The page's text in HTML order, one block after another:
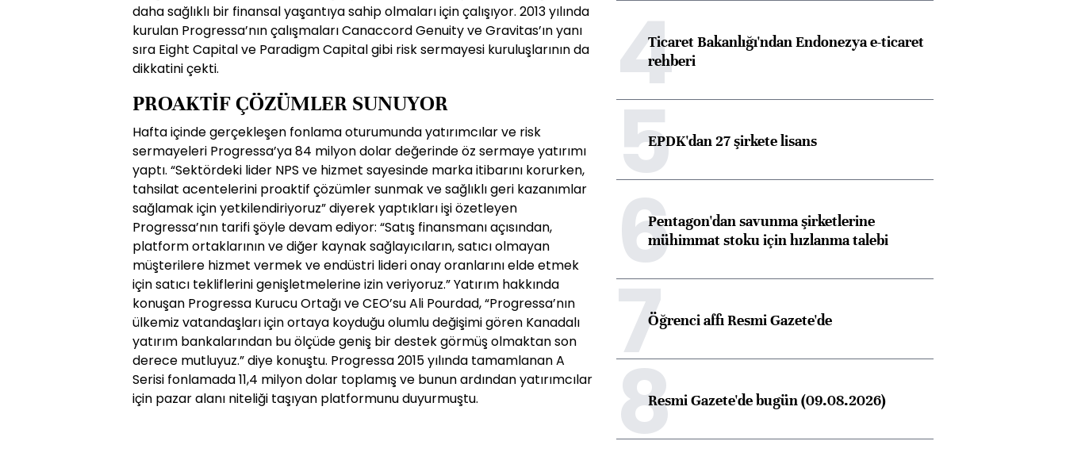
daha sağlıklı bir finansal yaşantıya sahip olmaları için çalışıyor. 2013 yılında
kurulan Progressa’nın çalışmaları Canaccord Genuity ve Gravitas’ın yanı
sıra Eight Capital ve Paradigm Capital gibi risk sermayesi kuruluşlarının da
dikkatini çekti.
PROAKTİF ÇÖZÜMLER SUNUYOR
Hafta içinde gerçekleşen fonlama oturumunda yatırımcılar ve risk
sermayeleri Progressa’ya 84 milyon dolar değerinde öz sermaye yatırımı
yaptı. “Sektördeki lider NPS ve hizmet sayesinde marka itibarını korurken,
tahsilat acentelerini proaktif çözümler sunmak ve sağlıklı geri kazanımlar
sağlamak için yetkilendiriyoruz” diyerek yaptıkları işi özetleyen
Progressa’nın tarifi şöyle devam ediyor: “Satış finansmanı açısından,
platform ortaklarının ve diğer kaynak sağlayıcıların, satıcı olmayan
müşterilere hizmet vermek ve endüstri lideri onay oranlarını elde etmek
için satıcı tekliflerini genişletmelerine izin veriyoruz.” Yatırım hakkında
konuşan Progressa Kurucu Ortağı ve CEO’su Ali Pourdad, “Progressa’nın
ülkemiz vatandaşları için ortaya koyduğu olumlu değişimi gören Kanadalı
yatırım bankalarından bu ölçüde geniş bir destek görmüş olmaktan son
derece mutluyuz.” diye konuştu. Progressa 2015 yılında tamamlanan A
Serisi fonlamada 11,4 milyon dolar toplamış ve bunun ardından yatırımcılar
için pazar alanı niteliği taşıyan platformunu duyurmuştu.
4Ticaret Bakanlığı'ndan Endonezya e-ticaret
rehberi
5EPDK'dan 27 şirkete lisans
6Pentagon'dan savunma şirketlerine
mühimmat stoku için hızlanma talebi
7Öğrenci affı Resmi Gazete'de
8Resmi Gazete'de bugün (09.08.2026)